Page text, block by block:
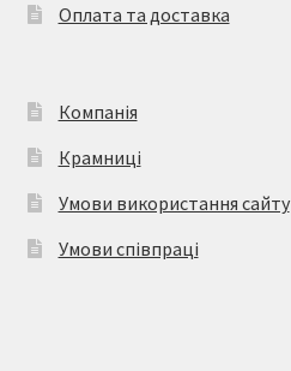
Оплата та доставка
Компанія
Крамниці
Умови використання сайту
Умови співпраці